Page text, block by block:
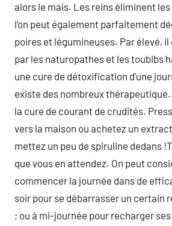
alors le mais. Les reins éliminent
l’on peut également parfaitement
poires et légumineuses. Par élevé,
par les naturopathes et les toubibs
une cure de détoxification d’une
existe des nombreux
la cure de courant de crudités.
vers la maison ou achetez un
mettez un peu de spiruline dedans
que vous en attendez. On peut
commencer la journée dans de
soir pour se débarrasser un certain
; ou à mi-journée pour recharger